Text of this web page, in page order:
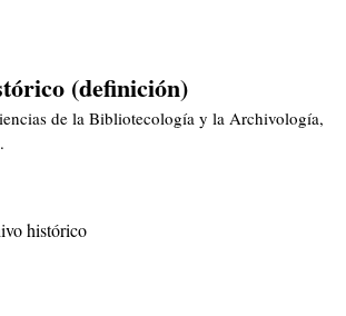
(definición)
de la Bibliotecología y la Archivología,